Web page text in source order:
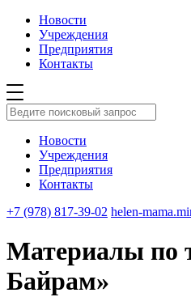
Новости
Учреждения
Предприятия
Контакты
Новости
Учреждения
Предприятия
Контакты
+7 (978) 817-39-02 helen-
Материалы по
Байрам»